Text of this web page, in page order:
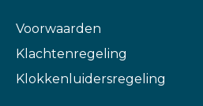
Voorwaarden
Klachtenregeling
Klokkenluidersregeling